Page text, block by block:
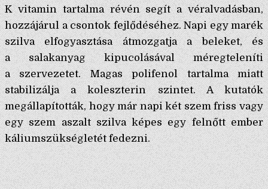
K vitamin tartalma révén segít a véralvadásban,
hozzájárul a csontok fejlődéséhez. Napi egy marék
szilva elfogyasztása átmozgatja a beleket, és
a salakanyag kipucolásával méregteleníti
a szervezetet. Magas polifenol tartalma miatt
stabilizálja a koleszterin szintet. A kutatók
megállapították, hogy már napi két szem friss vagy
egy szem aszalt szilva képes egy felnőtt ember
káliumszükségletét fedezni.